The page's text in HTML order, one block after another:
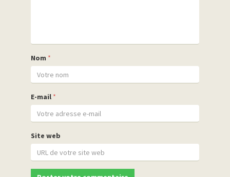
Nom *
E-mail *
Site web